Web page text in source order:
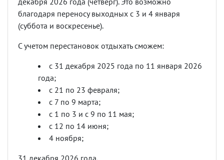
благодаря переносу выходных с 3 и 4 января
(суббота и воскресенье).
С учетом перестановок отдыхать сможем:
с 31 декабря 2025 года по 11 января 2026
года;
с 21 по 23 февраля;
с 7 по 9 марта;
с 1 по 3 и с 9 по 11 мая;
с 12 по 14 июня;
4 ноября;
31 декабря 2026 года.